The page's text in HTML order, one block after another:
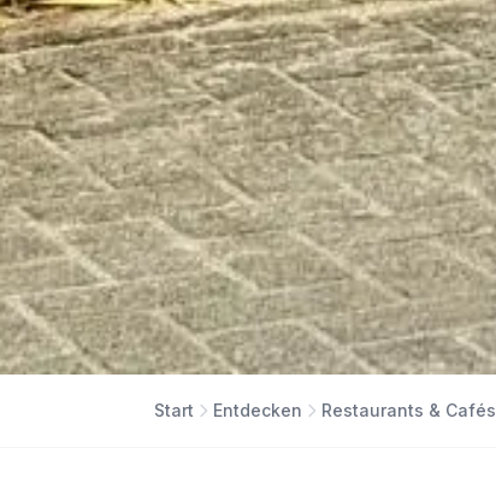
Start Entdecken Restaurants & Cafés